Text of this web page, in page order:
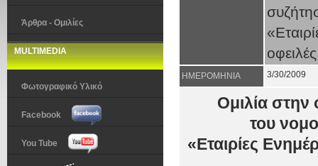
Άρθρα - Ομιλίες
MULTIMEDIA
Φωτογραφικό Υλικό
Facebook
You Tube
οφειλές
ΗΜΕΡΟΜΗΝΙΑ 3/30/2009
Ομιλία στην
του
«Εταιρίες